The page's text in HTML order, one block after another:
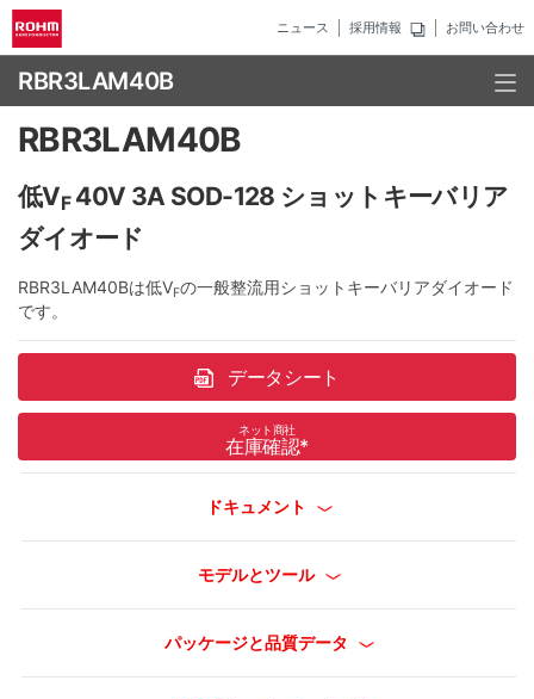
ニュース 採用情報 お問い合わせ
RBR3LAM40B
RBR3LAM40B
低VF40V 3A SOD-128 ショットキーバリア
ダイオード
RBR3LAM40Bは低VFの一般整流用ショットキーバリアダイオード
です。
データシート
ネット商社
在庫確認*
ドキュメント
モデルとツール
パッケージと品質データ